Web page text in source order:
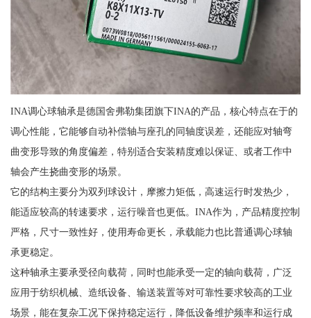
INA调心球轴承是德国舍弗勒集团旗下INA的产品，核心特点在于的
调心性能，它能够自动补偿轴与座孔的同轴度误差，还能应对轴弯
曲变形导致的角度偏差，特别适合安装精度难以保证、或者工作中
轴会产生挠曲变形的场景。
它的结构主要分为双列球设计，摩擦力矩低，高速运行时发热少，
能适应较高的转速要求，运行噪音也更低。INA作为，产品精度控制
严格，尺寸一致性好，使用寿命更长，承载能力也比普通调心球轴
承更稳定。
这种轴承主要承受径向载荷，同时也能承受一定的轴向载荷，广泛
应用于纺织机械、造纸设备、输送装置等对可靠性要求较高的工业
场景，能在复杂工况下保持稳定运行，降低设备维护频率和运行成